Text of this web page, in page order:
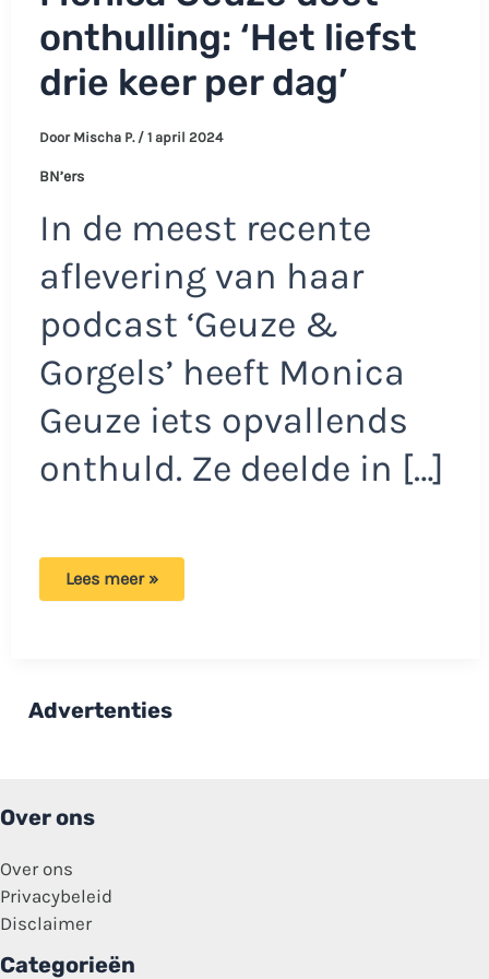
onthulling: ‘Het liefst
drie keer per dag’
Door Mischa P. / 1 april 2024
BN’ers
In de meest recente
aflevering van haar
podcast ‘Geuze &
Gorgels’ heeft Monica
Geuze iets opvallends
onthuld. Ze deelde in […]
Monica
keer
per
Lees meer »
Advertenties
Over ons
Over ons
Privacybeleid
Disclaimer
Categorieën